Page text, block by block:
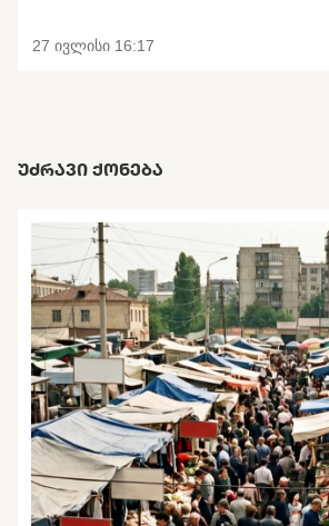
27 ივლისი 16:17
ᲣᲫᲠᲐᲕᲘ ᲥᲝᲜᲔᲑᲐ